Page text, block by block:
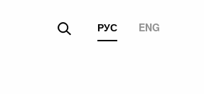
РУС ENG